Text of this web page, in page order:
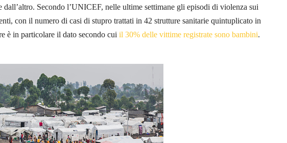
dall’altro. Secondo l’UNICEF, nelle ultime settimane gli episodi di violenza sui
con il numero di casi di stupro trattati in 42 strutture sanitarie quintuplicato in
è in particolare il dato secondo cui il 30% delle vittime registrate sono bambini.